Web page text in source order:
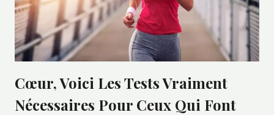
Cœur, Voici Les Tests Vraiment
Nécessaires Pour Ceux Qui Font